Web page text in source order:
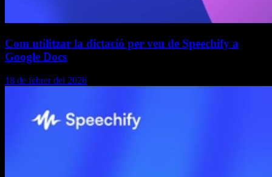
Com utilitzar la dictació per veu de Speechify a
Google Docs
18 de febrer del 2026